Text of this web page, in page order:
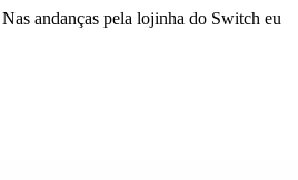
andanças pela lojinha do Switch eu